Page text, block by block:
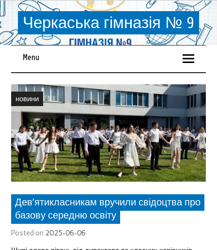
Черкаська гімназія № 9
Menu
новини
Дев’ятикласникам вручили свідоцтва про
базову середню освіту
Posted on 2025-06-06